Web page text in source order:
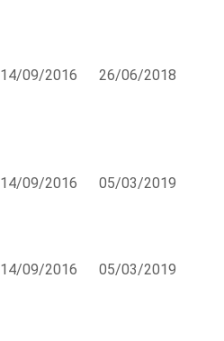
14/09/2016 26/06/2018
14/09/2016 05/03/2019
14/09/2016 05/03/2019